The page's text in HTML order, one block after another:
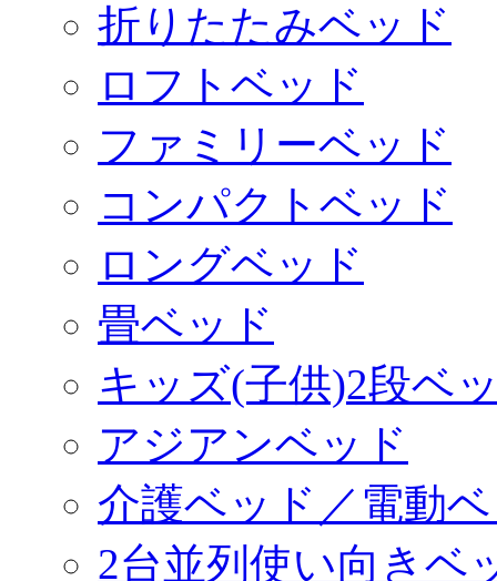
折りたたみベッド
ロフトベッド
ファミリーベッド
コンパクトベッド
ロングベッド
畳ベッド
キッズ(子供)2段ベ
アジアンベッド
介護ベッド／電動
2台並列使い向きベ